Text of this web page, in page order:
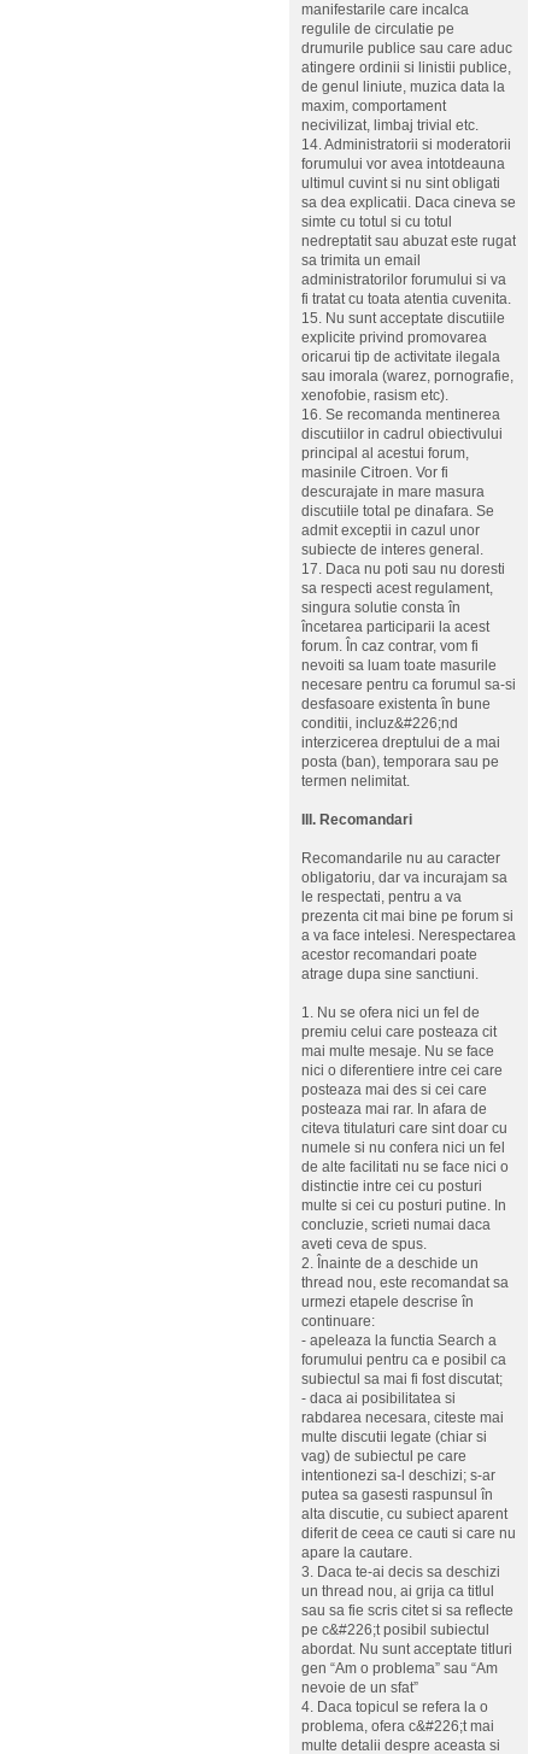
manifestarile care incalca
regulile de circulatie pe
drumurile publice sau care aduc
atingere ordinii si linistii publice,
de genul liniute, muzica data la
maxim, comportament
necivilizat, limbaj trivial etc.
14. Administratorii si moderatorii
forumului vor avea intotdeauna
ultimul cuvint si nu sint obligati
sa dea explicatii. Daca cineva se
simte cu totul si cu totul
nedreptatit sau abuzat este rugat
sa trimita un email
administratorilor forumului si va
fi tratat cu toata atentia cuvenita.
15. Nu sunt acceptate discutiile
explicite privind promovarea
oricarui tip de activitate ilegala
sau imorala (warez, pornografie,
xenofobie, rasism etc).
16. Se recomanda mentinerea
discutiilor in cadrul obiectivului
principal al acestui forum,
masinile Citroen. Vor fi
descurajate in mare masura
discutiile total pe dinafara. Se
admit exceptii in cazul unor
subiecte de interes general.
17. Daca nu poti sau nu doresti
sa respecti acest regulament,
singura solutie consta în
încetarea participarii la acest
forum. În caz contrar, vom fi
nevoiti sa luam toate masurile
necesare pentru ca forumul sa-si
desfasoare existenta în bune
conditii, incluz&#226;nd
interzicerea dreptului de a mai
posta (ban), temporara sau pe
termen nelimitat.
III. Recomandari
Recomandarile nu au caracter
obligatoriu, dar va incurajam sa
le respectati, pentru a va
prezenta cit mai bine pe forum si
a va face intelesi. Nerespectarea
acestor recomandari poate
atrage dupa sine sanctiuni.
1. Nu se ofera nici un fel de
premiu celui care posteaza cit
mai multe mesaje. Nu se face
nici o diferentiere intre cei care
posteaza mai des si cei care
posteaza mai rar. In afara de
citeva titulaturi care sint doar cu
numele si nu confera nici un fel
de alte facilitati nu se face nici o
distinctie intre cei cu posturi
multe si cei cu posturi putine. In
concluzie, scrieti numai daca
aveti ceva de spus.
2. Înainte de a deschide un
thread nou, este recomandat sa
urmezi etapele descrise în
continuare:
- apeleaza la functia Search a
forumului pentru ca e posibil ca
subiectul sa mai fi fost discutat;
- daca ai posibilitatea si
rabdarea necesara, citeste mai
multe discutii legate (chiar si
vag) de subiectul pe care
intentionezi sa-l deschizi; s-ar
putea sa gasesti raspunsul în
alta discutie, cu subiect aparent
diferit de ceea ce cauti si care nu
apare la cautare.
3. Daca te-ai decis sa deschizi
un thread nou, ai grija ca titlul
sau sa fie scris citet si sa reflecte
pe c&#226;t posibil subiectul
abordat. Nu sunt acceptate titluri
gen “Am o problema” sau “Am
nevoie de un sfat”
4. Daca topicul se refera la o
problema, ofera c&#226;t mai
multe detalii despre aceasta si